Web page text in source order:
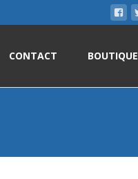
CONTACT BOUTIQUE